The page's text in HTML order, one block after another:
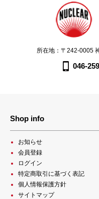
所在地：〒242-0005
046-
Shop info
お知らせ
会員登録
ログイン
特定商取引に基づく表記
個人情報保護方針
サイトマップ